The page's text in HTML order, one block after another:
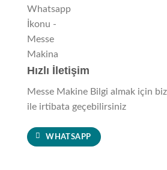
Hızlı İletişim
Messe Makine Bilgi almak için
ile irtibata geçebilirsiniz
WHATSAPP